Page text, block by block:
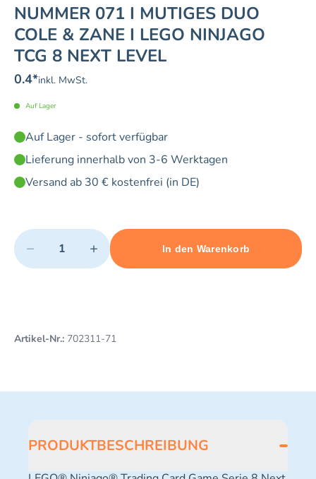
NUMMER 071 I MUTIGES DUO
COLE & ZANE I LEGO NINJAGO
TCG 8 NEXT LEVEL
0.4*inkl. MwSt.
Auf Lager
Auf Lager - sofort verfügbar
Lieferung innerhalb von 3-6 Werktagen
Versand ab 30 € kostenfrei (in DE)
Quantity
− +
Minimum quantity: 1 Maximum quantity: 3
In den Warenkorb
Add 1 item to cart
Artikel-Nr.: 702311-71
PRODUKTBESCHREIBUNG